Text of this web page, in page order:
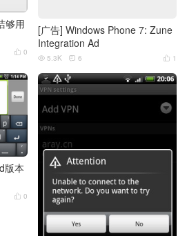
够用
 0
[广告] Windows Phone 7: Zune
Integration Ad
 1
 5.3K  6
版本
 0